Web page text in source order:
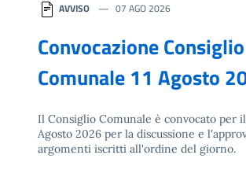
AVVISO 07 AGO 2026
Convocazione Consiglio
Comunale 11 Agosto
Il Consiglio Comunale è convocato per
Agosto 2026 per la discussione e
argomenti iscritti all'ordine del giorno.